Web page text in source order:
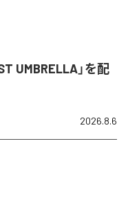
UMBRELLA」を配
2026.8.6